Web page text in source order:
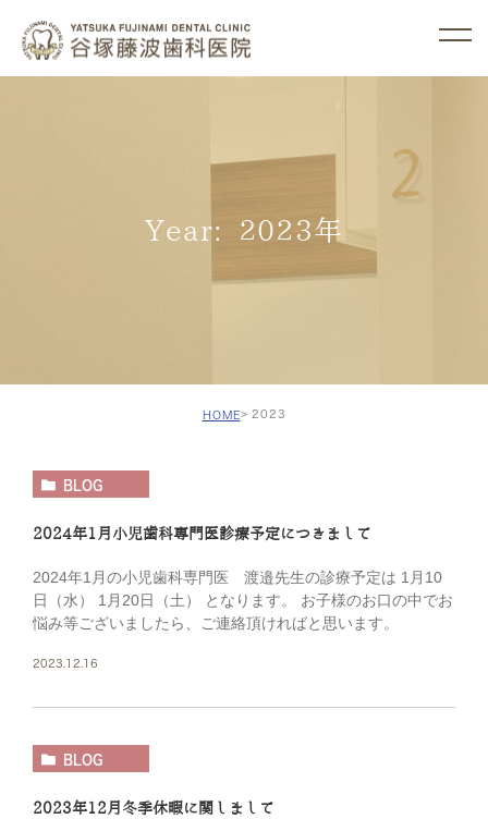
Year: 2023年
HOME 2023
BLOG
2024年1月小児歯科専門医診療予定につきまして
2024年1月の小児歯科専門医 渡邉先生の診療予定は 1月10
日（水） 1月20日（土） となります。 お子様のお口の中でお
悩み等ございましたら、ご連絡頂ければと思います。
2023.12.16
BLOG
2023年12月冬季休暇に関しまして